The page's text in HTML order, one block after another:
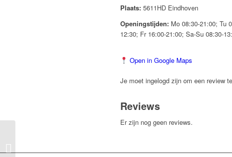
Plaats: 5611HD Eindhoven
Openingstijden: Mo 08:30-21:00; Tu
12:30; Fr 16:00-21:00; Sa-Su 08:30-
Open in Google Maps
Je moet ingelogd zijn om een review
Reviews
Er zijn nog geen reviews.